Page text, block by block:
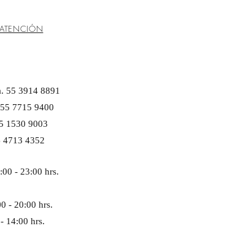
55 3914 8891
7715 9400
1530 9003
4713 4352
- 23:00 hrs.
- 20:00 hrs.
14:00 hrs.